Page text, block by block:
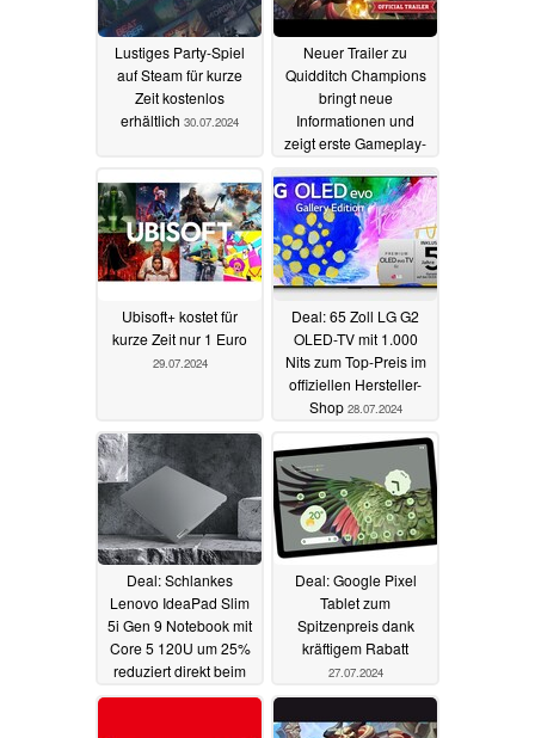
Lustiges Party-Spiel
auf Steam für kurze
Zeit kostenlos
erhältlich 30.07.2024
Neuer Trailer zu
Quidditch Champions
bringt neue
Informationen und
zeigt erste Gameplay-
Szenen 30.07.2024
Ubisoft+ kostet für
kurze Zeit nur 1 Euro
29.07.2024
Deal: 65 Zoll LG G2
OLED-TV mit 1.000
Nits zum Top-Preis im
offiziellen Hersteller-
Shop 28.07.2024
Deal: Schlankes
Lenovo IdeaPad Slim
5i Gen 9 Notebook mit
Core 5 120U um 25%
reduziert direkt beim
Hersteller27.07.2024
Deal: Google Pixel
Tablet zum
Spitzenpreis dank
kräftigem Rabatt
27.07.2024